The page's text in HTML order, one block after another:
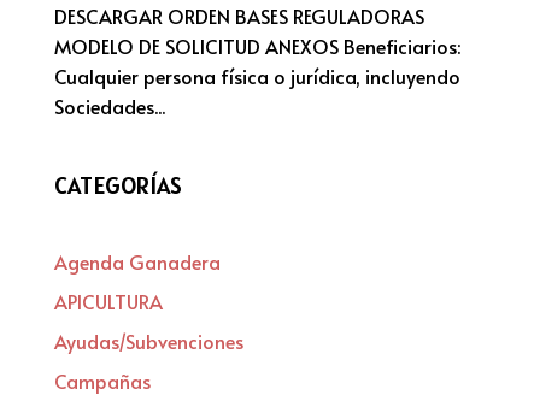
DESCARGAR ORDEN BASES REGULADORAS
MODELO DE SOLICITUD ANEXOS Beneficiarios:
Cualquier persona física o jurídica, incluyendo
Sociedades...
CATEGORÍAS
Agenda Ganadera
APICULTURA
Ayudas/Subvenciones
Campañas